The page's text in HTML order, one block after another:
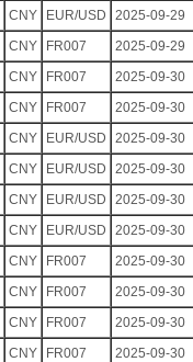
CNY EUR/USD 2025-09-29
CNY FR007 2025-09-29
CNY FR007 2025-09-30
CNY FR007 2025-09-30
CNY EUR/USD 2025-09-30
CNY EUR/USD 2025-09-30
CNY EUR/USD 2025-09-30
CNY EUR/USD 2025-09-30
CNY FR007 2025-09-30
CNY FR007 2025-09-30
CNY FR007 2025-09-30
CNY FR007 2025-09-30